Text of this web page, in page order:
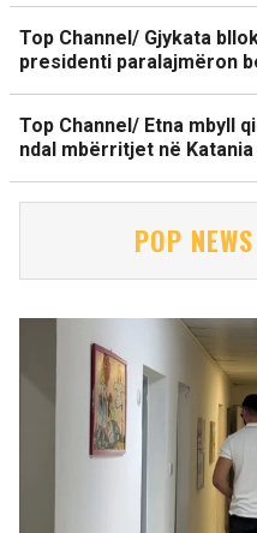
Top Channel/ Gjykata
presidenti paralajmëron
Top Channel/ Etna mbyll
ndal mbërritjet në Katania
POP